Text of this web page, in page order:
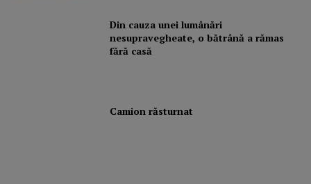
Din cauza unei lumânări
nesupravegheate, o bătrână a rămas
fără casă
Camion răsturnat